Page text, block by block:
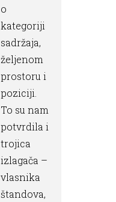
o
kategoriji
sadržaja,
željenom
prostoru i
poziciji.
To su nam
potvrdila i
trojica
izlagača –
vlasnika
štandova,